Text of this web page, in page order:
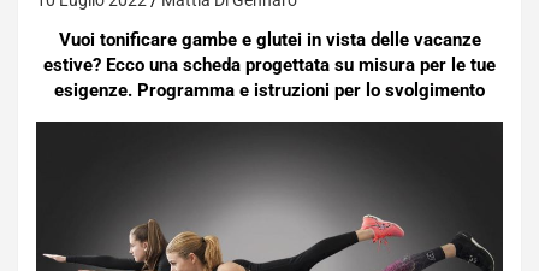
Vuoi tonificare gambe e glutei in vista delle vacanze
estive? Ecco una scheda progettata su misura per le tue
esigenze. Programma e istruzioni per lo svolgimento